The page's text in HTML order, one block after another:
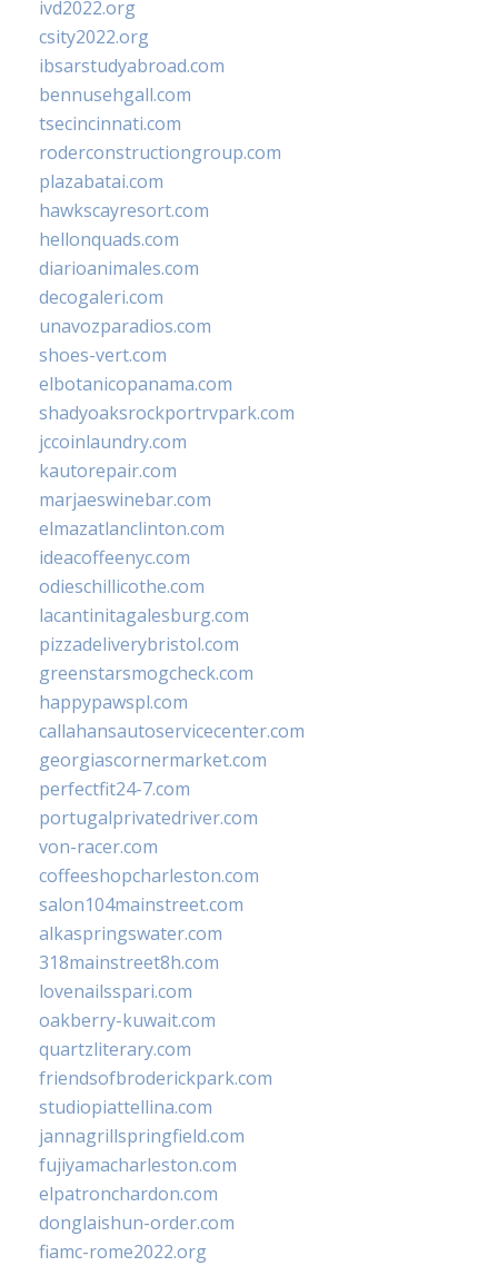
ivd2022.org
csity2022.org
ibsarstudyabroad.com
bennusehgall.com
tsecincinnati.com
roderconstructiongroup.com
plazabatai.com
hawkscayresort.com
hellonquads.com
diarioanimales.com
decogaleri.com
unavozparadios.com
shoes-vert.com
elbotanicopanama.com
shadyoaksrockportrvpark.com
jccoinlaundry.com
kautorepair.com
marjaeswinebar.com
elmazatlanclinton.com
ideacoffeenyc.com
odieschillicothe.com
lacantinitagalesburg.com
pizzadeliverybristol.com
greenstarsmogcheck.com
happypawspl.com
callahansautoservicecenter.com
georgiascornermarket.com
perfectfit24-7.com
portugalprivatedriver.com
von-racer.com
coffeeshopcharleston.com
salon104mainstreet.com
alkaspringswater.com
318mainstreet8h.com
lovenailsspari.com
oakberry-kuwait.com
quartzliterary.com
friendsofbroderickpark.com
studiopiattellina.com
jannagrillspringfield.com
fujiyamacharleston.com
elpatronchardon.com
donglaishun-order.com
fiamc-rome2022.org